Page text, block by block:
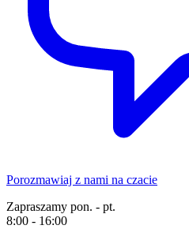
Porozmawiaj z nami na czacie
Zapraszamy pon. - pt.
8:00 - 16:00